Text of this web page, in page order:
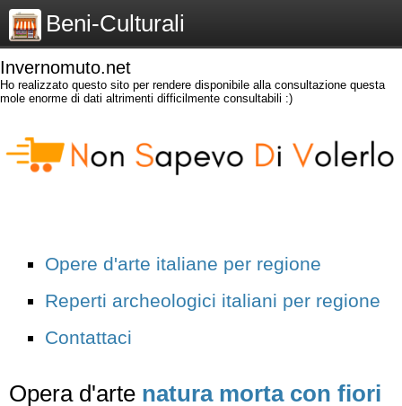
Beni-Culturali
Invernomuto.net
Ho realizzato questo sito per rendere disponibile alla consultazione questa
mole enorme di dati altrimenti difficilmente consultabili :)
Opere d'arte italiane per regione
Reperti archeologici italiani per regione
Contattaci
Opera d'arte natura morta con fiori